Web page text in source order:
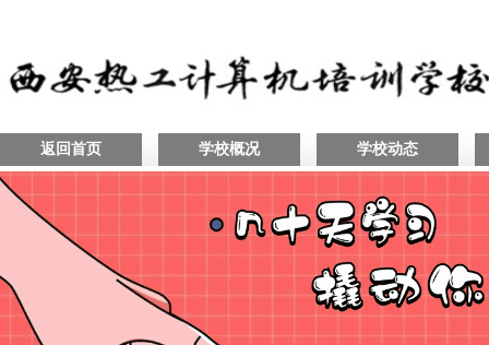
返回首页 学校概况 学校动态